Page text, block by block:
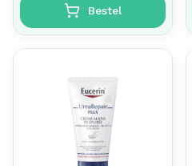
Bestel